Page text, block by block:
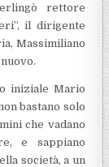
rettore
il dirigente
Massimiliano
iniziale Mario
bastano solo
che vadano
e sappiano
società, a un